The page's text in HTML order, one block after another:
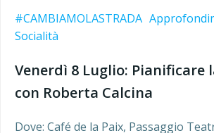
#CAMBIAMOLASTRADA
Socialità
Venerdì 8 Luglio: Pianificare
con Roberta Calcina
Dove: Café de la Paix, Passaggio